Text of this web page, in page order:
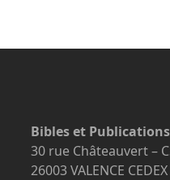
Bibles et
30 rue Châteauvert –
26003 VALENCE